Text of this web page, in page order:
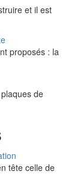
et il est
proposés : la
de
tête celle de